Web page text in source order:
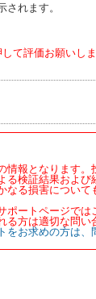
されます。
て評価お願いしま
報となります。
検証結果および
る損害につい
ートページで
方は適切な問い
をお求めの方は